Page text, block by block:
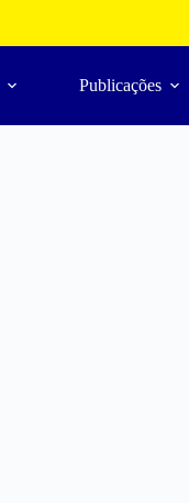
Publicações